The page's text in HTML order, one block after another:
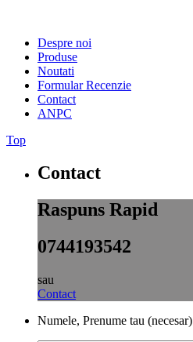
Despre noi
Produse
Noutati
Formular Recenzie
Contact
ANPC
Top
Contact
Raspuns Rapid
0744193542
sau
Contact
Numele, Prenume tau (necesar)